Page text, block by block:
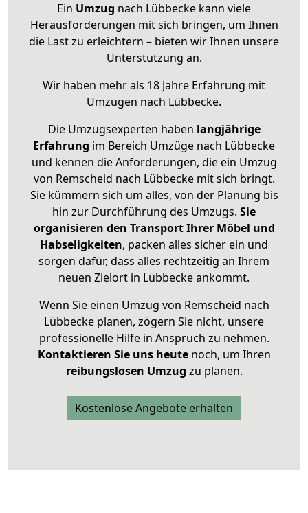
Ein Umzug nach Lübbecke kann viele
Herausforderungen mit sich bringen, um Ihnen
die Last zu erleichtern – bieten wir Ihnen unsere
Unterstützung an.
Wir haben mehr als 18 Jahre Erfahrung mit
Umzügen nach Lübbecke.
Die Umzugsexperten haben langjährige
Erfahrung im Bereich Umzüge nach Lübbecke
und kennen die Anforderungen, die ein Umzug
von Remscheid nach Lübbecke mit sich bringt.
Sie kümmern sich um alles, von der Planung bis
hin zur Durchführung des Umzugs. Sie
organisieren den Transport Ihrer Möbel und
Habseligkeiten, packen alles sicher ein und
sorgen dafür, dass alles rechtzeitig an Ihrem
neuen Zielort in Lübbecke ankommt.
Wenn Sie einen Umzug von Remscheid nach
Lübbecke planen, zögern Sie nicht, unsere
professionelle Hilfe in Anspruch zu nehmen.
Kontaktieren Sie uns heutenoch, um Ihren
reibungslosen Umzug zu planen.
Kostenlose Angebote erhalten